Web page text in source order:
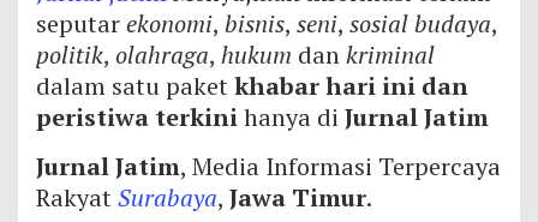
seputarekonomi, bisnis, seni, sosial budaya,
politik, olahraga, hukum dankriminal
dalam satu paketkhabar hari ini dan
peristiwa terkinihanya di Jurnal Jatim
Jurnal Jatim, Media Informasi Terpercaya
RakyatSurabaya, Jawa Timur.